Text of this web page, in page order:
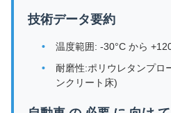
技術データ要約
温度範囲: -30°C から
耐磨性:ポリウレタンプロ
ンクリート床)